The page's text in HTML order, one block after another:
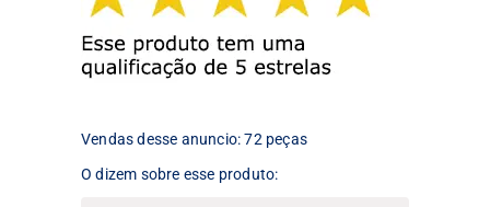
ser
escolhidas
na
produto
ser
na
Vendas desse anuncio: 72 peças
O dizem sobre esse produto: